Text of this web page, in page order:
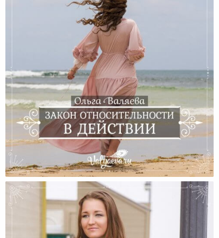
Закон Относительности В Действии